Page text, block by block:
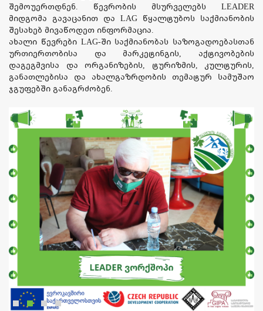
შემოუერთდნენ. წევრობის მსურველებს LEADER
მიდგომა გავაცანით და LAG წყალტუბოს საქმიანობის
შესახებ მივაწოდეთ ინფორმაცია.
ახალი წევრები LAG-ში საქმიანობას საზოგადოებასთან
ურთიერთობისა და მარკეტინგის, აქტივობების
დაგეგმვისა და ორგანიზების, ტურიზმის, კულტურის,
განათლებისა და ახალგაზრდობის თემატურ სამუშაო
ჯგუფებში განაგრძობენ.